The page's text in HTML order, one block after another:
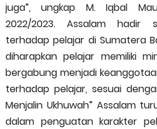
juga”, ungkap M. Iqbal
2022/2023. Assalam hadir
terhadap pelajar di Sumatera
diharapkan pelajar memiliki
bergabung menjadi
terhadap pelajar, sesuai
Menjalin Ukhuwah” Assalam
dalam penguatan karakter